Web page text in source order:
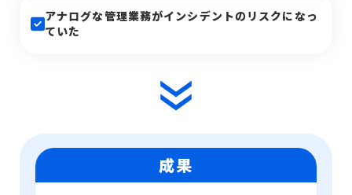
アナログな管理業務がインシデントのリスクになっ
ていた
成果